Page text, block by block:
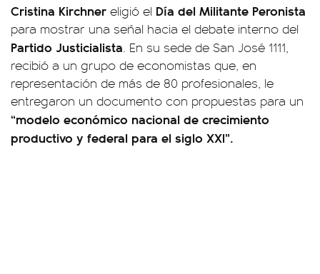
Cristina Kirchner eligió el Día del Militante Peronista
para mostrar una señal hacia el debate interno del
Partido Justicialista. En su sede de San José 1111,
recibió a un grupo de economistas que, en
representación de más de 80 profesionales, le
entregaron un documento con propuestas para un
“modelo económico nacional de crecimiento
productivo y federal para el siglo XXI”.